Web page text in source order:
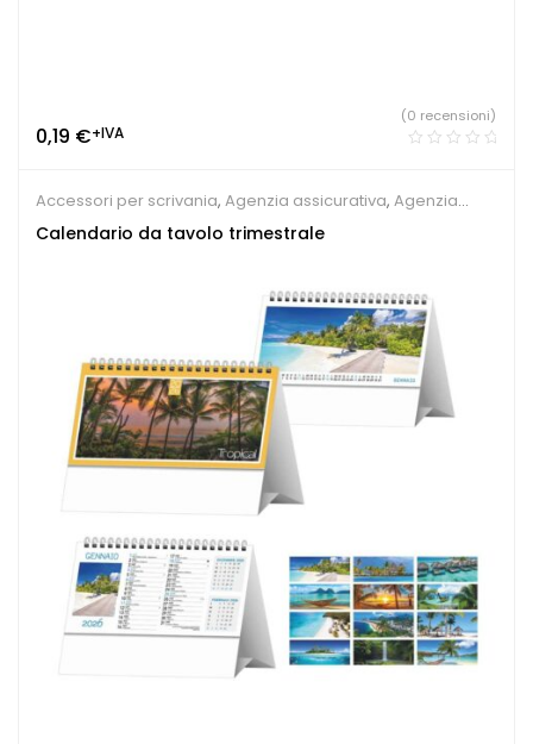
0,19 €+IVA
(0 recensioni)
Accessori per scrivania, Agenzia assicurativa, Agenzia
immobiliare, Calendari Personalizzati
Calendario da tavolo trimestrale